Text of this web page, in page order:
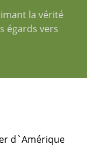
la vérité
égards vers
d`Amérique